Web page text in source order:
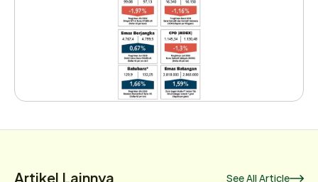
Artikel Lainnya See All Article